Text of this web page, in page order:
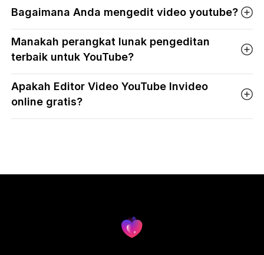
Bagaimana Anda mengedit video youtube?
Manakah perangkat lunak pengeditan
terbaik untuk YouTube?
Apakah Editor Video YouTube Invideo
online gratis?